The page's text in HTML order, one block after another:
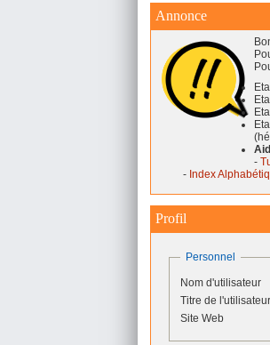
Annonce
-
- Index
Profil
Personnel
Nom d'utilisateur
Titre de l'utilisateur
Site Web